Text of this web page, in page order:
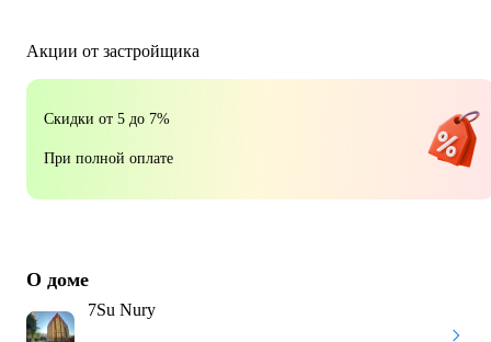
Акции от застройщика
Скидки от 5 до 7%
При полной оплате
О доме
7Su Nury